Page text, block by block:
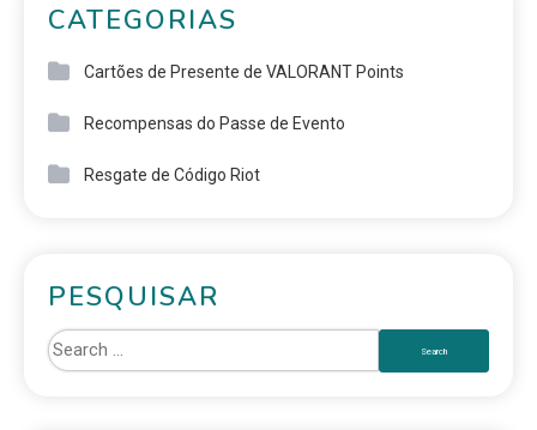
CATEGORIAS
Cartões de Presente de VALORANT Points
Recompensas do Passe de Evento
Resgate de Código Riot
PESQUISAR